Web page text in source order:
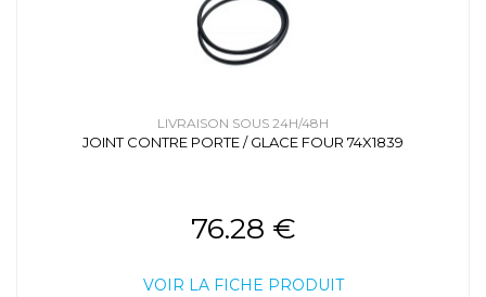
LIVRAISON SOUS 24H/48H
JOINT CONTRE PORTE / GLACE FOUR 74X1839
76.28 €
VOIR LA FICHE PRODUIT